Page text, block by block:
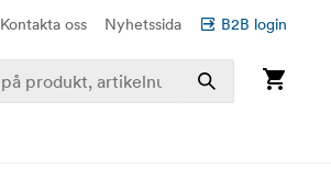
Kontakta oss Nyhetssida B2B login